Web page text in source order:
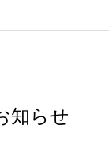
知らせ